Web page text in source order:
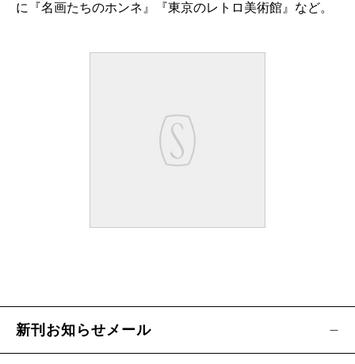
に『名画たちのホンネ』『東京のレトロ美術館』など。
新刊お知らせメール